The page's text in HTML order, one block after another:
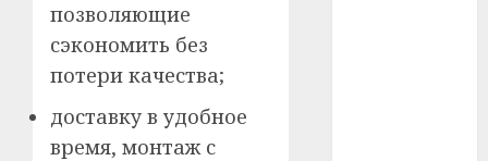
позволяющие
сэкономить без
потери качества;
доставку в удобное
время, монтаж с